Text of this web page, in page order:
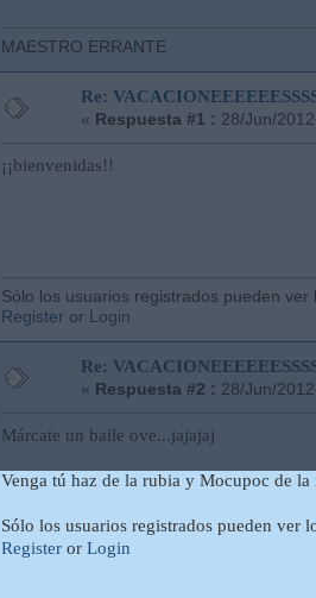
MAESTRO ERRANTE
Re:
« Respuesta #1 : 28/Jun/
¡¡bienvenidas!!
Sólo los usuarios registrados pueden ver
Register or Login
Re:
« Respuesta #2 : 28/Jun/
Márcate un baile ove...jajajaj
Venga tú haz de la rubia y Mocupoc de la
Sólo los usuarios registrados pueden ver
Register or Login